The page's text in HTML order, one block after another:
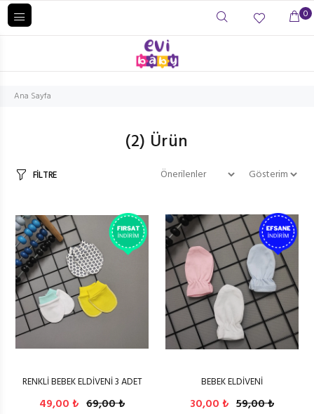
0
Ana Sayfa
(2) Ürün
FİLTRE
RENKLİ BEBEK ELDİVENİ 3 ADET
49,00 ₺ 69,00 ₺
BEBEK ELDİVENİ
30,00 ₺ 59,00 ₺